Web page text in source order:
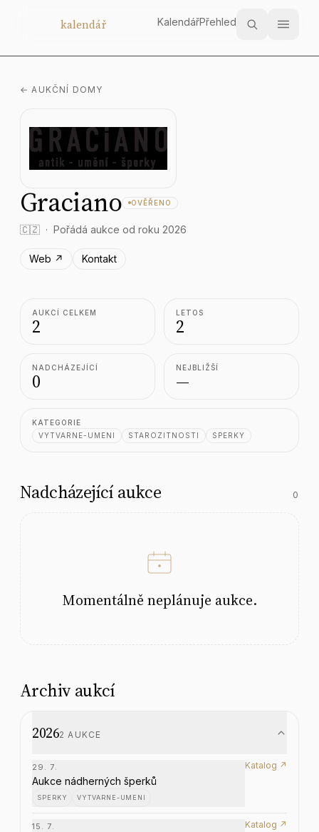
kalendář KalendářPřehled
← AUKČNÍ DOMY
Graciano OVĚŘENO
🇨🇿 Pořádá aukce od roku 2026
Web ↗ Kontakt
AUKCÍ CELKEM
2
LETOS
2
NADCHÁZEJÍCÍ
0
NEJBLIŽŠÍ
—
KATEGORIE
VYTVARNE-UMENI
STAROZITNOSTI SPERKY
Nadcházející aukce 0
Momentálně neplánuje aukce.
Archiv aukcí
20262 AUKCE
29. 7.
Aukce nádherných šperků
SPERKY VYTVARNE-UMENI
Katalog ↗
15. 7. Katalog ↗